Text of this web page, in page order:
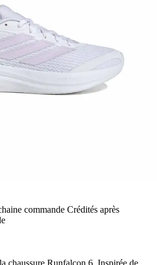
commande Crédités après
chaussure Runfalcon 6. Inspirée de